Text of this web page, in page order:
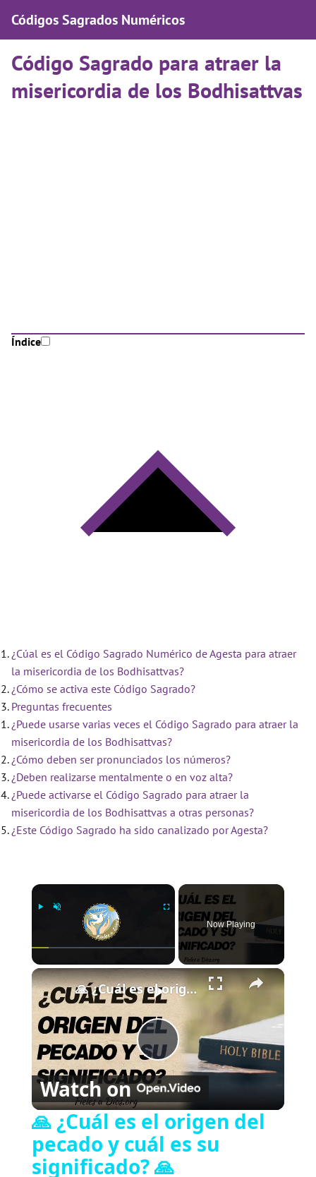
Códigos Sagrados Numéricos
Código Sagrado para atraer la
misericordia de los Bodhisattvas
Índice
¿Cúal es el Código Sagrado Numérico de Agesta para atraer
la misericordia de los Bodhisattvas?
¿Cómo se activa este Código Sagrado?
Preguntas frecuentes
¿Puede usarse varias veces el Código Sagrado para atraer la
misericordia de los Bodhisattvas?
¿Cómo deben ser pronunciados los números?
¿Deben realizarse mentalmente o en voz alta?
¿Puede activarse el Código Sagrado para atraer la
misericordia de los Bodhisattvas a otras personas?
¿Este Código Sagrado ha sido canalizado por Agesta?
×
Play Unmute Fullscreen
Now Playing
×
P
l
🙏 ¿Cuál es el origen del pecado y cuál es su significado? 🙏
Watch on
🙏 ¿Cuál es el origen del
pecado y cuál es su
significado? 🙏